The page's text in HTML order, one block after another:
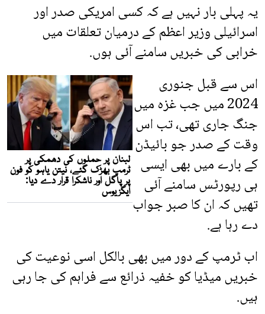
یہ پہلی بار نہیں ہے کہ کسی امریکی صدر اور
اسرائیلی وزیر اعظم کے درمیان تعلقات میں
خرابی کی خبریں سامنے آئی ہوں.
اس سے قبل جنوری
2024 میں جب غزہ میں
جنگ جاری تھی، تب اس
وقت کے صدر جو بائیڈن
کے بارے میں بھی ایسی
ہی رپورٹس سامنے آئی
تھیں کہ ان کا صبر جواب
دے رہا ہے.
اب ٹرمپ کے دور میں بھی بالکل اسی نوعیت کی
خبریں میڈیا کو خفیہ ذرائع سے فراہم کی جا رہی
ہیں.